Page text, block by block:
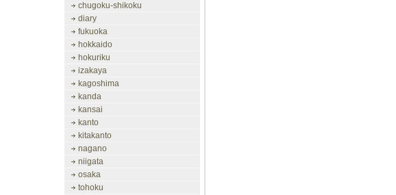
chugoku-shikoku
diary
fukuoka
hokkaido
hokuriku
izakaya
kagoshima
kanda
kansai
kanto
kitakanto
nagano
niigata
osaka
tohoku